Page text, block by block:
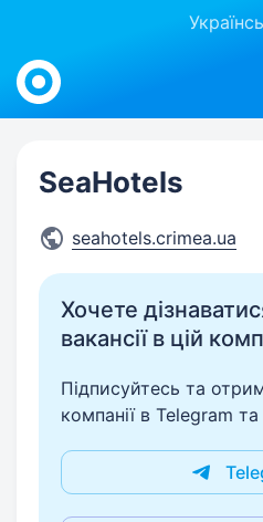
Work.ua
SeaHotels
seahotels.crimea.ua
Хочете
вакансії в цій
Підписуйтесь та
компанії в Telegram